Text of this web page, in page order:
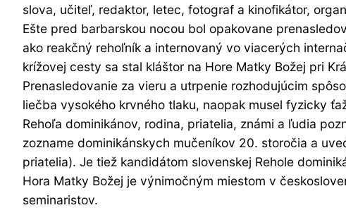
slova, učiteľ, redaktor, letec, fotograf a kinofikátor,
Ešte pred barbarskou nocou bol opakovane
ako reakčný rehoľník a internovaný vo viacerých
krížovej cesty sa stal kláštor na Hore Matky Božej pri
Prenasledovanie za vieru a utrpenie rozhodujúcim
liečba vysokého krvného tlaku, naopak musel fyzicky
Rehoľa dominikánov, rodina, priatelia, známi a ľudia
zozname dominikánskych mučeníkov 20. storočia a
priatelia). Je tiež kandidátom slovenskej Rehole
Hora Matky Božej je výnimočným miestom v
seminaristov.